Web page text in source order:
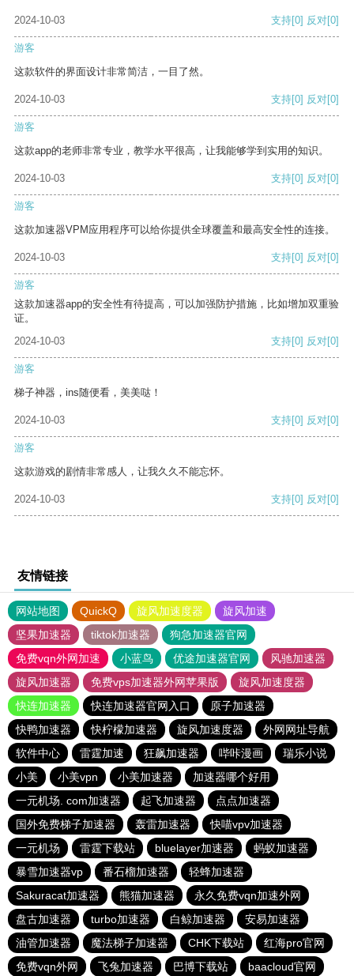
2024-10-03 支持[0] 反对[0]
游客
这款软件的界面设计非常简洁，一目了然。
2024-10-03 支持[0] 反对[0]
游客
这款app的老师非常专业，教学水平很高，让我能够学到实用的知识。
2024-10-03 支持[0] 反对[0]
游客
这款加速器VPM应用程序可以给你提供全球覆盖和最高安全性的连接。
2024-10-03 支持[0] 反对[0]
游客
这款加速器app的安全性有待提高，可以加强防护措施，比如增加双重验
证。
2024-10-03
支持[0] 反对[0]
游客
梯子神器，ins随便看，美美哒！
2024-10-03 支持[0] 反对[0]
游客
这款游戏的剧情非常感人，让我久久不能忘怀。
2024-10-03 支持[0] 反对[0]
友情链接
网站地图 QuickQ 旋风加速度器
旋风加速
坚果加速器
tiktok加速器
狗急加速器官网
免费vqn外网加速
小蓝鸟 优途加速器官网
风驰加速器
旋风加速器
免费vps加速器外网苹果版
旋风加速度器
快连加速器
快连加速器官网入口
原子加速器
快鸭加速器
快柠檬加速器 旋风加速度器
外网网址导航
软件中心
雷霆加速 狂飙加速器 哔咔漫画
瑞乐小说
小美
小美vpn 小美加速器
加速器哪个好用
一元机场. com加速器
起飞加速器
点点加速器
国外免费梯子加速器
轰雷加速器
快喵vpv加速器
一元机场
雷霆下载站 bluelayer加速器
蚂蚁加速器
暴雪加速器vp
番石榴加速器
轻蜂加速器
Sakuracat加速器
熊猫加速器
永久免费vqn加速外网
盘古加速器
turbo加速器 白鲸加速器
安易加速器
油管加速器
魔法梯子加速器 CHK下载站
红海pro官网
免费vqn外网
飞兔加速器 巴博下载站 baacloud官网